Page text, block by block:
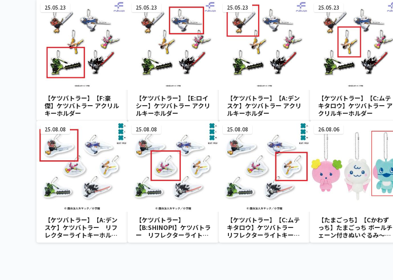
25.05.23
【ケツバトラー】【F:豪
傑】ケツバトラー アクリル
キーホルダー
25.05.23
【ケツバトラー】【E:ロイ
シー】ケツバトラー アクリ
ルキーホルダー
25.05.23
【ケツバトラー】【A:デン
スケ】ケツバトラー アクリ
ルキーホルダー
25.05.23
【ケツバトラー】【C:ムテ
キタロウ】ケツバトラー ア
クリルキーホルダー
25.08.08
【ケツバトラー】【A:デン
スケ】ケツバトラー リフ
レクターライトキーホルダ
ー
25.08.08
【ケツバトラー】
【B:SHINOPI】ケツバトラ
ー リフレクターライトキ
ーホルダー
25.08.08
【ケツバトラー】【C:ムテ
キタロウ】ケツバトラー
リフレクターライトキーホ
ルダー
26.08.06
【たまごっち】【Cかわず
っち】たまごっち ボールチ
ェーン付きぬいぐるみ～
Tamagotchi Paradise～